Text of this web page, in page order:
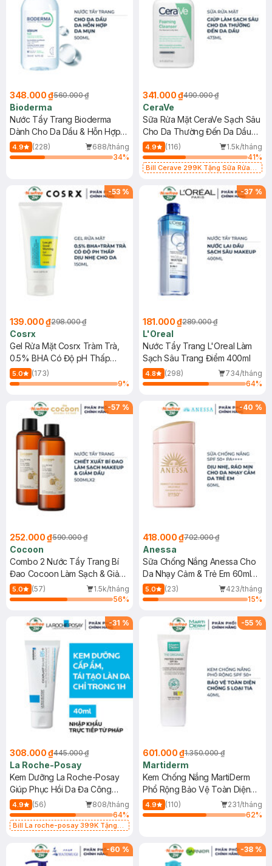
348.000 ₫560.000 ₫
Bioderma
Nước Tẩy Trang Bioderma
Dành Cho Da Dầu & Hỗn Hợp
500ml
4.9 (228)
688/tháng
34%
341.000 ₫490.000 ₫
CeraVe
Sữa Rửa Mặt CeraVe Sạch Sâu
Cho Da Thường Đến Da Dầu
473ml
4.9 (116)
1.5k/tháng
41%
Bill Cerave 299K Tặng Sữa Rửa
-53 %
139.000 ₫298.000 ₫
Cosrx
Gel Rửa Mặt Cosrx Tràm Trà,
0.5% BHA Có Độ pH Thấp
150ml
5.0
(173)
9%
-37 %
181.000 ₫289.000 ₫
L'Oreal
Nước Tẩy Trang L'Oreal Làm
Sạch Sâu Trang Điểm 400ml
4.8 (298)
734/tháng
64%
-57 %
252.000 ₫590.000 ₫
Cocoon
Combo 2 Nước Tẩy Trang Bí
Đao Cocoon Làm Sạch & Giảm
Dầu 500ml
5.0 (57)
1.5k/tháng
56%
-40 %
418.000 ₫702.000 ₫
Anessa
Sữa Chống Nắng Anessa Cho
Da Nhạy Cảm & Trẻ Em 60ml
(Mới)
5.0 (23)
423/tháng
15%
-31 %
308.000 ₫445.000 ₫
La Roche-Posay
Kem Dưỡng La Roche-Posay
Giúp Phục Hồi Da Đa Công
Dụng 40ml
4.9 (56)
808/tháng
64%
Bill La roche-posay 399K Tặng
(SL có hạn)
-55 %
601.000 ₫1.350.000 ₫
Martiderm
Kem Chống Nắng MartiDerm
Phổ Rộng Bảo Vệ Toàn Diện
40ml
4.9 (110)
231/tháng
62%
-60 % -38 %